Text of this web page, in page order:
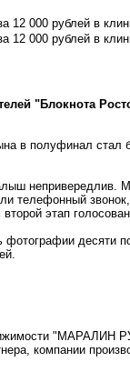
000 рублей в
000 рублей в
"Блокнота
в полуфинал
непривередлив.
телефонный
этап
десяти
"МАРАЛИН
компании